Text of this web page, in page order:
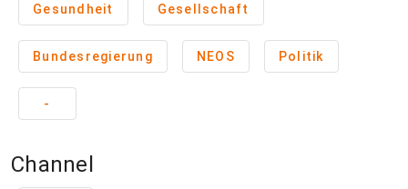
Gesundheit Gesellschaft
Bundesregierung NEOS Politik
-
Channel